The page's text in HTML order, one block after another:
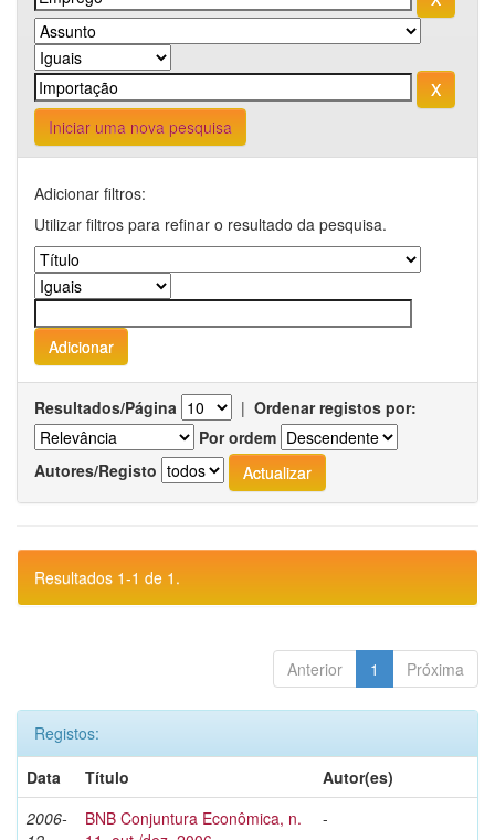
Iniciar uma nova pesquisa
Adicionar filtros:
Utilizar filtros para refinar o resultado da pesquisa.
Resultados/Página | Ordenar registos por:
Por ordem
Autores/Registo
Resultados 1-1 de 1.
Anterior 1 Próxima
Registos:
Data
Título
Autor(es)
2006-
BNB Conjuntura Econômica, n.
-